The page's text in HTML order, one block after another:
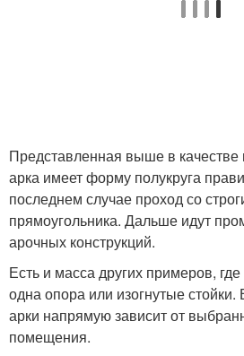
Представленная выше в качестве
арка имеет форму полукруга
последнем случае проход со
прямоугольника. Дальше идут
арочных конструкций.
Есть и масса других примеров, где
одна опора или изогнутые
арки напрямую зависит от
помещения.